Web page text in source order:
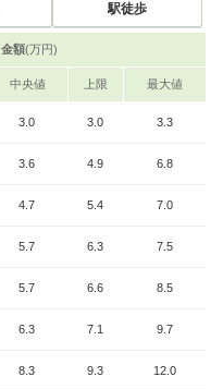
駅徒歩
金額(万円)
中央値 上限 最大値
3.0 3.0 3.3
3.6 4.9 6.8
4.7 5.4 7.0
5.7 6.3 7.5
5.7 6.6 8.5
6.3 7.1 9.7
8.3 9.3 12.0